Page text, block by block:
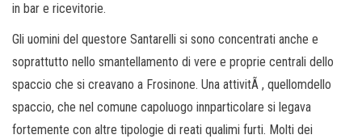
in bar e ricevitorie.
Gli uomini del questore Santarelli si sono concentrati anche e
soprattutto nello smantellamento di vere e proprie centrali dello
spaccio che si creavano a Frosinone. Una attivitÃ , quellomdello
spaccio, che nel comune capoluogo innparticolare si legava
fortemente con altre tipologie di reati qualimi furti. Molti dei